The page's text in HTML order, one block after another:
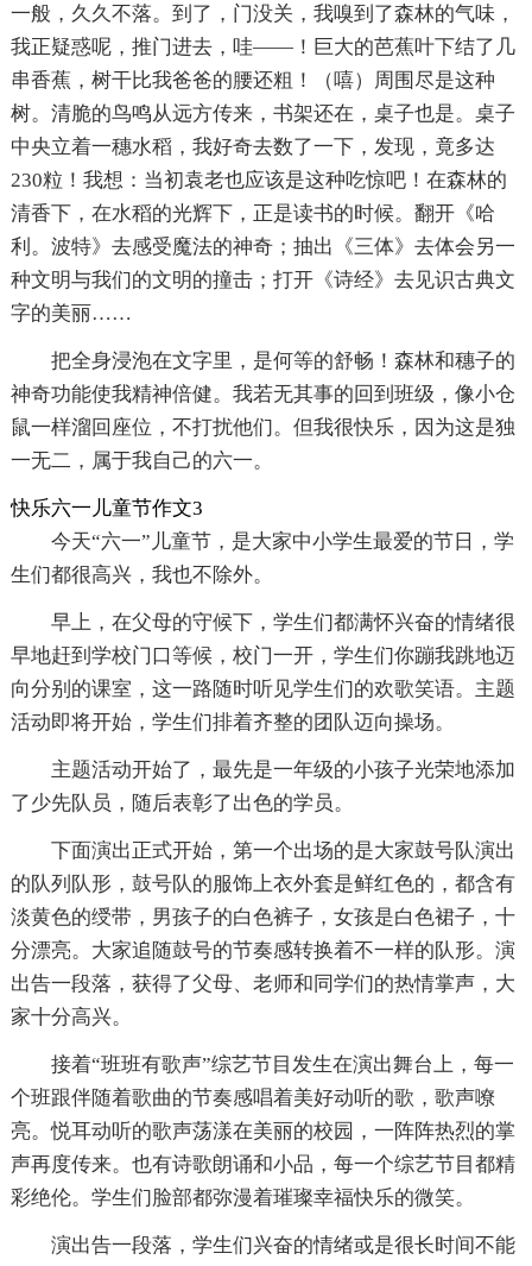
一般，久久不落。到了，门没关，我嗅到了森林的气味，
我正疑惑呢，推门进去，哇——！巨大的芭蕉叶下结了几
串香蕉，树干比我爸爸的腰还粗！（嘻）周围尽是这种
树。清脆的鸟鸣从远方传来，书架还在，桌子也是。桌子
中央立着一穗水稻，我好奇去数了一下，发现，竟多达
230粒！我想：当初袁老也应该是这种吃惊吧！在森林的
清香下，在水稻的光辉下，正是读书的时候。翻开《哈
利。波特》去感受魔法的神奇；抽出《三体》去体会另一
种文明与我们的文明的撞击；打开《诗经》去见识古典文
字的美丽……
把全身浸泡在文字里，是何等的舒畅！森林和穗子的
神奇功能使我精神倍健。我若无其事的回到班级，像小仓
鼠一样溜回座位，不打扰他们。但我很快乐，因为这是独
一无二，属于我自己的六一。
快乐六一儿童节作文3
今天“六一”儿童节，是大家中小学生最爱的节日，学
生们都很高兴，我也不除外。
早上，在父母的守候下，学生们都满怀兴奋的情绪很
早地赶到学校门口等候，校门一开，学生们你蹦我跳地迈
向分别的课室，这一路随时听见学生们的欢歌笑语。主题
活动即将开始，学生们排着齐整的团队迈向操场。
主题活动开始了，最先是一年级的小孩子光荣地添加
了少先队员，随后表彰了出色的学员。
下面演出正式开始，第一个出场的是大家鼓号队演出
的队列队形，鼓号队的服饰上衣外套是鲜红色的，都含有
淡黄色的绶带，男孩子的白色裤子，女孩是白色裙子，十
分漂亮。大家追随鼓号的节奏感转换着不一样的队形。演
出告一段落，获得了父母、老师和同学们的热情掌声，大
家十分高兴。
接着“班班有歌声”综艺节目发生在演出舞台上，每一
个班跟伴随着歌曲的节奏感唱着美好动听的歌，歌声嘹
亮。悦耳动听的歌声荡漾在美丽的校园，一阵阵热烈的掌
声再度传来。也有诗歌朗诵和小品，每一个综艺节目都精
彩绝伦。学生们脸部都弥漫着璀璨幸福快乐的微笑。
演出告一段落，学生们兴奋的情绪或是很长时间不能